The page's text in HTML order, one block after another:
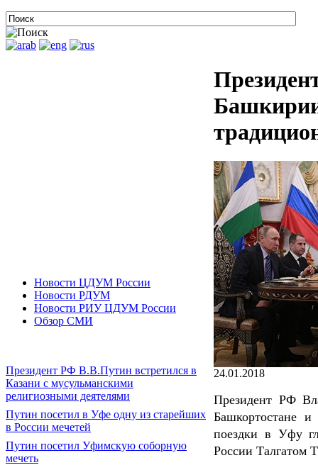
Новости ЦДУМ России
Новости РДУМ
Новости РИУ ЦДУМ России
Обзор СМИ
Президент РФ В.В.Путин встретился в
Казани с мусульманскими
религиозными деятелями
Путин посетил в Уфе одну из старейших
в России мечетей
Путин посетил Уфимскую соборную
мечеть
Башкирии
24.01.2018
Президент РФ
Башкортостане
поездки в Уфу
России Талгатом